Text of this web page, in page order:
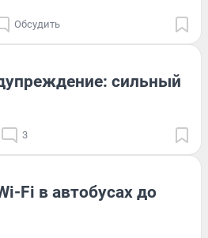
Обсудить
сильный
3
Fi в автобусах до